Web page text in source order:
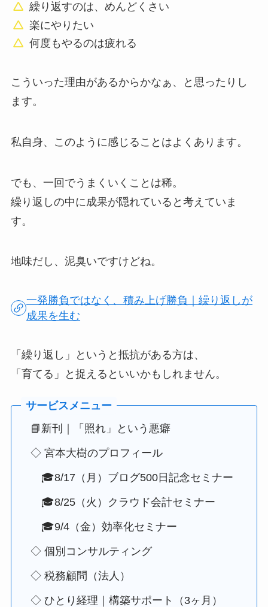
繰り返すのは、めんどくさい
楽にやりたい
何度もやるのは疲れる
こういった理由があるからかなぁ、と思ったりし
ます。
私自身、このように感じることはよくあります。
でも、一回でうまくいくことは稀。
繰り返しの中に成果が隠れていると考えていま
す。
地味だし、泥臭いですけどね。
一発勝負ではなく、積み上げ勝負｜繰り返しが
成果を生む
「繰り返し」というと抵抗がある方は、
「育てる」と捉えるといいかもしれません。
📘新刊｜「照れ」という悪癖
◇ 宮本大樹のプロフィール
🎓8/17（月）ブログ500日記念セミナー
🎓8/25（火）クラウド会計セミナー
🎓9/4（金）効率化セミナー
◇ 個別コンサルティング
◇ 税務顧問（法人）
◇ ひとり経理｜構築サポート（3ヶ月）